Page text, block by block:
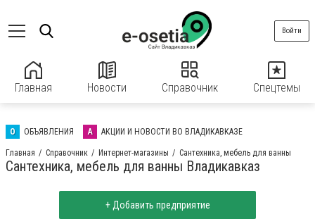
Главная Новости Справочник Спецтемы
Войти
О ОБЪЯВЛЕНИЯ А АКЦИИ И НОВОСТИ ВО ВЛАДИКАВКАЗЕ
Главная Справочник Интернет-магазины Сантехника, мебель для ванны
Сантехника, мебель для ванны Владикавказ
+ Добавить предприятие